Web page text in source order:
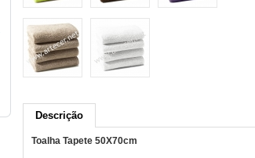
Descrição
Toalha Tapete 50X70cm